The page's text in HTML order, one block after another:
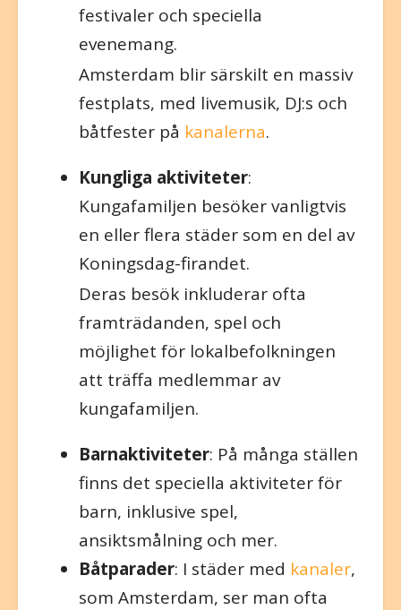
festivaler och speciella
evenemang.
Amsterdam blir särskilt en massiv
festplats, med livemusik, DJ:s och
båtfester på kanalerna.
Kungliga aktiviteter:
Kungafamiljen besöker vanligtvis
en eller flera städer som en del av
Koningsdag-firandet.
Deras besök inkluderar ofta
framträdanden, spel och
möjlighet för lokalbefolkningen
att träffa medlemmar av
kungafamiljen.
Barnaktiviteter: På många ställen
finns det speciella aktiviteter för
barn, inklusive spel,
ansiktsmålning och mer.
Båtparader: I städer med kanaler,
som Amsterdam, ser man ofta